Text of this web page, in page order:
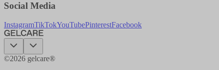
Social Media
InstagramTikTokYouTubePinterestFacebook
©2026 gelcare®